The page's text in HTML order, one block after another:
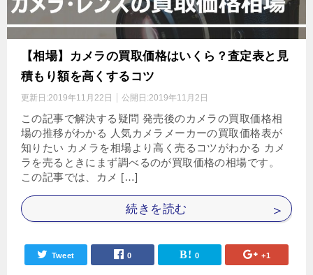
【相場】カメラの買取価格はいくら？査定表と見
積もり額を高くするコツ
更新日:2019年11月22日 公開日:2019年11月2日
この記事で解決する疑問 発売後のカメラの買取価格相
場の推移がわかる 人気カメラメーカーの買取価格表が
知りたい カメラを相場より高く売るコツがわかる カメ
ラを売るときにまず調べるのが買取価格の相場です。
この記事では、カメ […]
続きを読む
Tweet 0 0 +1